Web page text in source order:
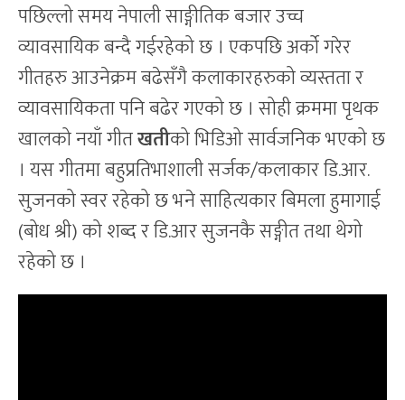
पछिल्लो समय नेपाली साङ्गीतिक बजार उच्च
व्यावसायिक बन्दै गईरहेको छ । एकपछि अर्को गरेर
गीतहरु आउनेक्रम बढेसँगै कलाकारहरुको व्यस्तता र
व्यावसायिकता पनि बढेर गएको छ । सोही क्रममा पृथक
खालको नयाँ गीतखतीको भिडिओ सार्वजनिक भएको छ
। यस गीतमा बहुप्रतिभाशाली सर्जक/कलाकार डि.आर.
सुजनको स्वर रहेको छ भने साहित्यकार बिमला हुमागाई
(बोध श्री) को शब्द र डि.आर सुजनकै सङ्गीत तथा थेगो
रहेको छ ।